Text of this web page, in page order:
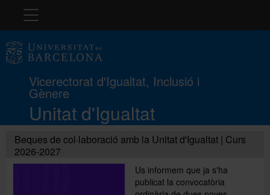
Navegació
Vicerectorat d'Igualtat, Inclusió i
Gènere
Unitat d'Igualtat
LGBTIQ+
Docència i recerca
Beques de col·laboració amb la Unitat d'Igualtat | Curs
2026-2027
Us informem que ja s'ha
publicat la convocatòria